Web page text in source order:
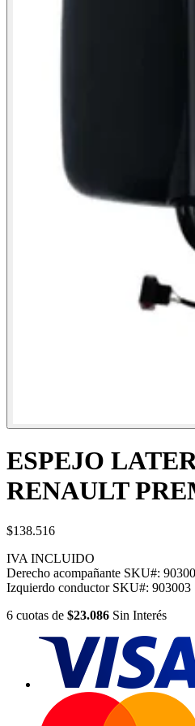
ESPEJO
RENAULT
$138.516
IVA INCLUIDO
Derecho acompañante SKU#:
Izquierdo conductor SKU#: 903003
6 cuotas de $23.086 Sin Interés